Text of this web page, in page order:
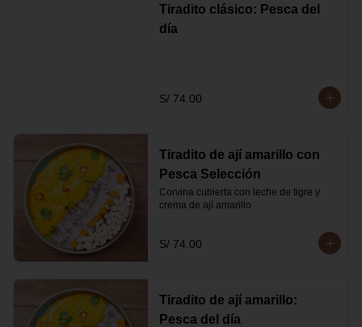
Tiradito clásico: Pesca del
día
S/ 74.00
Tiradito de ají amarillo con
Pesca Selección
Corvina cubierta con leche de tigre y
crema de ají amarillo
S/ 74.00
Tiradito de ají amarillo:
Pesca del día